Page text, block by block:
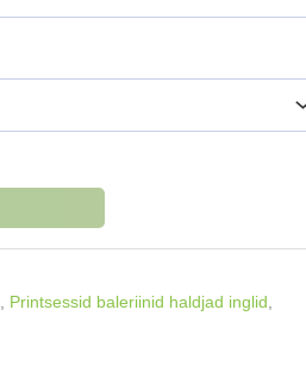
, Printsessid baleriinid haldjad inglid,